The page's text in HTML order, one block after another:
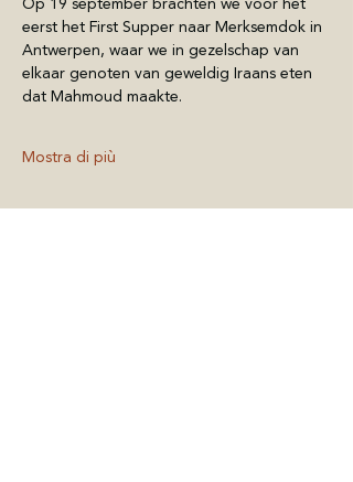
eerst het First Supper naar Merksemdok in
Antwerpen, waar we in gezelschap van
elkaar genoten van geweldig Iraans eten
dat Mahmoud maakte.
Mostra di più